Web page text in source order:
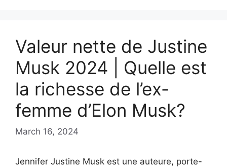
Valeur nette de Justine
Musk 2024 | Quelle est
la richesse de l’ex-
femme d’Elon Musk?
March 16, 2024
Jennifer Justine Musk est une auteure, porte-